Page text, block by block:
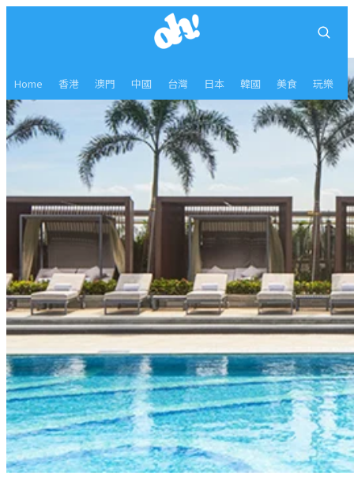
Home 香港 澳門 中國 台灣 日本 韓國 美食 玩樂